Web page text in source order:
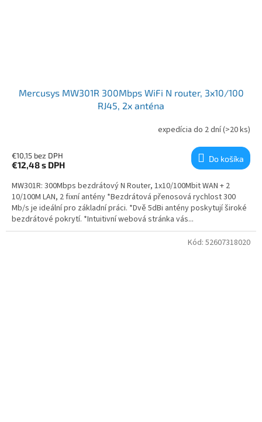
Mercusys MW301R 300Mbps WiFi N router, 3x10/100
RJ45, 2x anténa
expedícia do 2 dní(>20 ks)
€10,15 bez DPH
€12,48s DPH
Do košíka
MW301R: 300Mbps bezdrátový N Router, 1x10/100Mbit WAN + 2
10/100M LAN, 2 fixní antény *Bezdrátová přenosová rychlost 300
Mb/s je ideální pro základní práci. *Dvě 5dBi antény poskytují široké
bezdrátové pokrytí. *Intuitivní webová stránka vás...
Kód: 52607318020